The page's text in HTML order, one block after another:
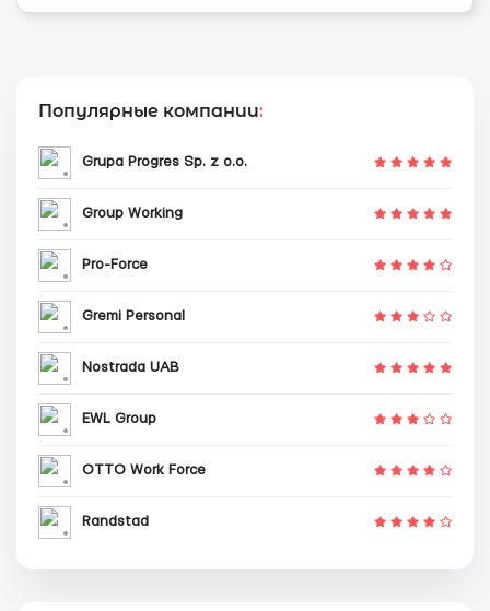
Популярные компании:
Grupa Progres Sp. z o.o.
Group Working
Pro-Force
Gremi Personal
Nostrada UAB
EWL Group
OTTO Work Force
Randstad